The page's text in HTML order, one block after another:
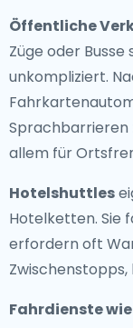
Öffentliche
Züge oder
unkompliziert.
Sprachbarrieren
allem für
Hotelshuttles
Hotelketten. Sie
erfordern oft
Fahrdienste